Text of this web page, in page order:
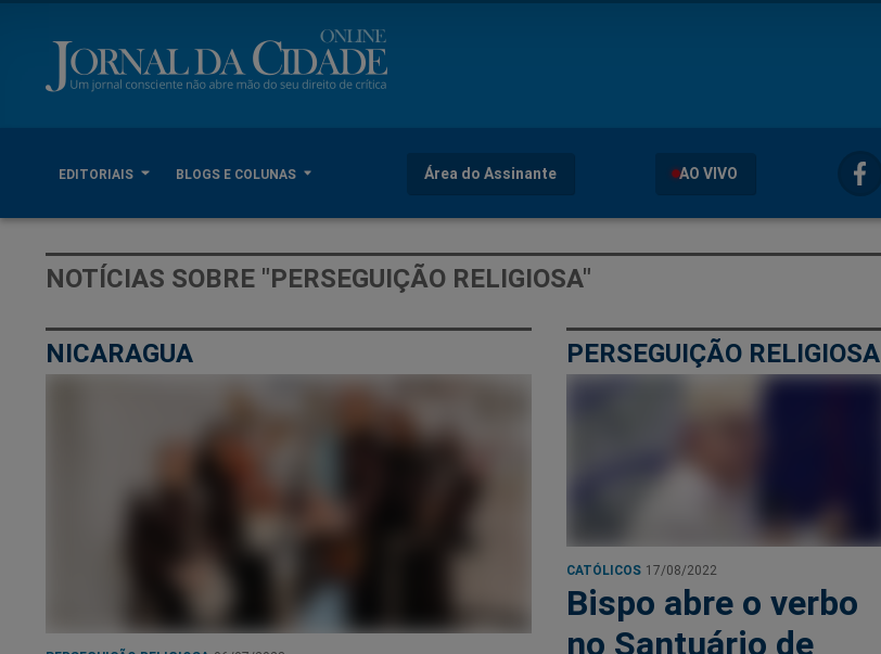
EDITORIAIS BLOGS E COLUNAS Área do Assinante AO VIVO
NOTÍCIAS SOBRE "PERSEGUIÇÃO RELIGIOSA"
NICARAGUA PERSEGUIÇÃO RELIGIOSA
CATÓLICOS 17/08/2022
Bispo abre o verbo
no Santuário de